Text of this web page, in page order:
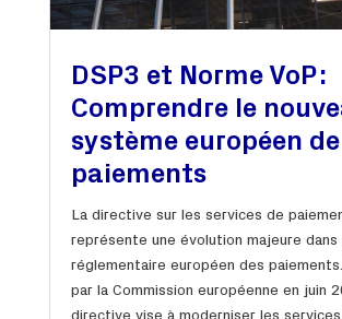
DSP3 et Norme VoP :
Comprendre le
système européen de
paiements
La directive sur les services de
représente une évolution majeure dans
réglementaire européen des
par la Commission européenne en juin